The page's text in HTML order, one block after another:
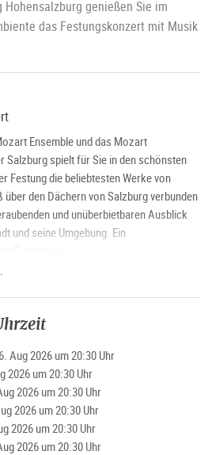
Hohensalzburg genießen Sie im
das Festungskonzert mit Musik
Ensemble und das Mozart
Salzburg spielt für Sie in den schönsten
Festung die beliebtesten Werke von
den Dächern von Salzburg verbunden
und unüberbietbaren Ausblick
und seine Umgebung. Ein
vor dem Konzert ein exquisites Dinner im
auf der
Festung Hohensalzburg
Land.
VIP-Dinner & Festungskonzerte findet
Wetterbedingungen auf der
des Restaurants statt.
Aug 2026 um 20:30 Uhr
2026 um 20:30 Uhr
2026 um 20:30 Uhr
2026 um 20:30 Uhr
2026 um 20:30 Uhr
2026 um 20:30 Uhr